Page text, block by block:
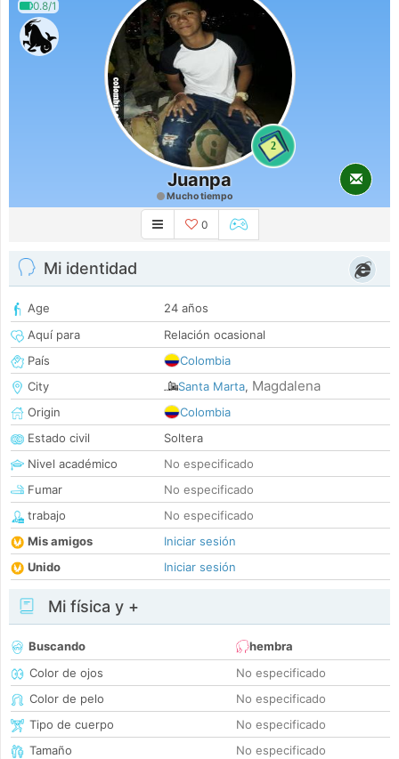
0.8/1
2
Juanpa
Mucho tiempo
0
Mi identidad
Age
24 años
Aquí para
Relación ocasional
País
Colombia
City
Santa Marta, Magdalena
Origin
Colombia
Estado civil
Soltera
Nivel académico
No especificado
Fumar
No especificado
trabajo
No especificado
Mis amigos
Iniciar sesión
Unido
Iniciar sesión
Mi física y +
Buscando
hembra
Color de ojos
No especificado
Color de pelo
No especificado
Tipo de cuerpo
No especificado
Tamaño
No especificado